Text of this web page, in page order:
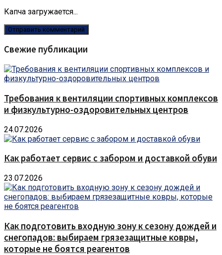
Капча загружается...
Свежие публикации
Требования к вентиляции спортивных комплексов
и физкультурно-оздоровительных центров
24.07.2026
Как работает сервис с забором и доставкой обуви
23.07.2026
Как подготовить входную зону к сезону дождей и
снегопадов: выбираем грязезащитные ковры,
которые не боятся реагентов